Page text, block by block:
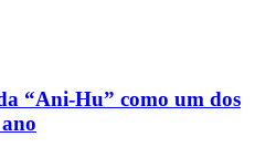
“Ani-Hu” como um dos